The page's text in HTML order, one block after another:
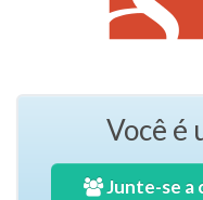
Você é
Junte-se a